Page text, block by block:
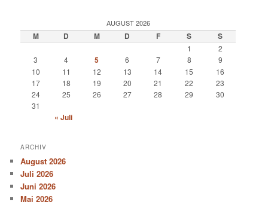
AUGUST 2026
M D M D F S S
1
2
3
4 5 6 7 8
9
10
11 12 13 14 15
16
17
18 19 20 21 22
23
24
25 26 27 28 29
30
31
« Juli
ARCHIV
August 2026
Juli 2026
Juni 2026
Mai 2026